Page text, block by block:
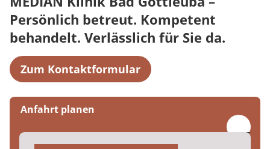
Persönlich betreut. Kompetent
behandelt. Verlässlich für Sie da.
Zum Kontaktformular
Anfahrt planen